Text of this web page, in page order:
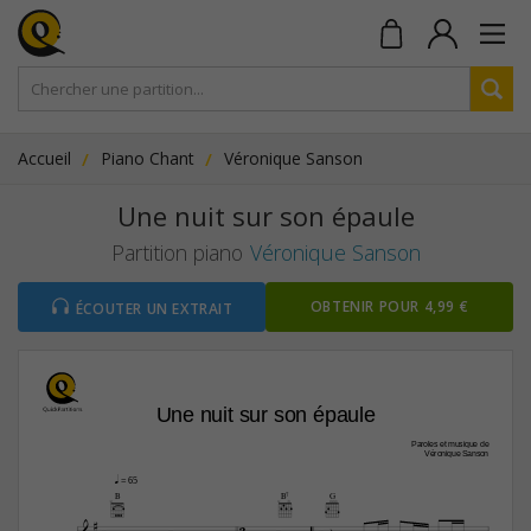
Accueil Piano Chant Véronique Sanson
Une nuit sur son épaule
Partition piano Véronique Sanson
ÉCOUTER UN EXTRAIT OBTENIR POUR 4,99 €
Une nuit sur son épaule
Paroles et musique de
Véronique Sanson
q = 65

B B7 G